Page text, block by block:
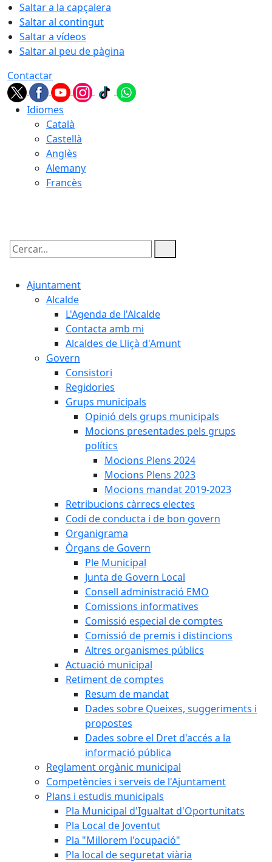
Saltar a la capçalera
Saltar al contingut
Saltar a vídeos
Saltar al peu de pàgina
Contactar
Idiomes
Català
Castellà
Anglès
Alemany
Francès
Cercar:
Ajuntament
Alcalde
L'Agenda de l'Alcalde
Contacta amb mi
Alcaldes de Lliçà d'Amunt
Govern
Consistori
Regidories
Grups municipals
Opinió dels grups municipals
Mocions presentades pels grups
polítics
Mocions Plens 2024
Mocions Plens 2023
Mocions mandat 2019-2023
Retribucions càrrecs electes
Codi de conducta i de bon govern
Organigrama
Òrgans de Govern
Ple Municipal
Junta de Govern Local
Consell administració EMO
Comissions informatives
Comissió especial de comptes
Comissió de premis i distincions
Altres organismes públics
Actuació municipal
Retiment de comptes
Resum de mandat
Dades sobre Queixes, suggeriments i
propostes
Dades sobre el Dret d'accés a la
informació pública
Reglament orgànic municipal
Competències i serveis de l'Ajuntament
Plans i estudis municipals
Pla Municipal d'Igualtat d'Oportunitats
Pla Local de Joventut
Pla "Millorem l'ocupació"
Pla local de seguretat viària